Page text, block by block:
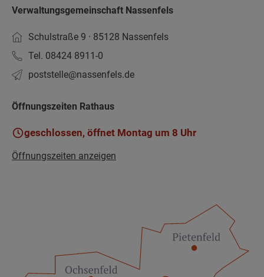
Verwaltungsgemeinschaft Nassenfels
Schulstraße 9 · 85128 Nassenfels
Tel. 08424 8911-0
poststelle­@nassenfels.de
Öffnungszeiten Rathaus
geschlossen, öffnet Montag um 8 Uhr
Öffnungszeiten anzeigen